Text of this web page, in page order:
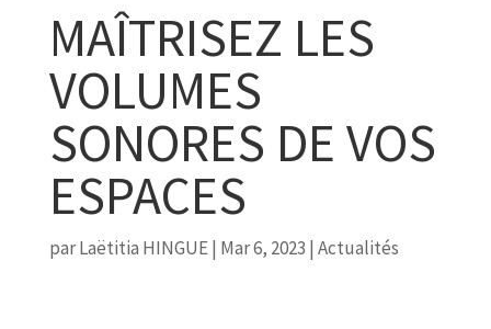
MAÎTRISEZ LES
VOLUMES
SONORES DE VOS
ESPACES
parLaëtitia HINGUE| Mar 6, 2023 | Actualités